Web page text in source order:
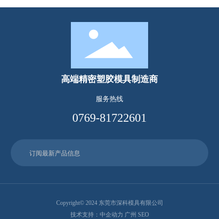
高端精密塑胶模具制造商
服务热线
0769-81722601
Copyright© 2024 东莞市深科模具有限公司
技术支持： 中企动力 广州 SEO